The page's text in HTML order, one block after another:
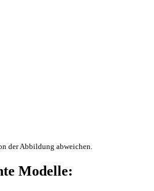
der Abbildung abweichen.
Modelle: